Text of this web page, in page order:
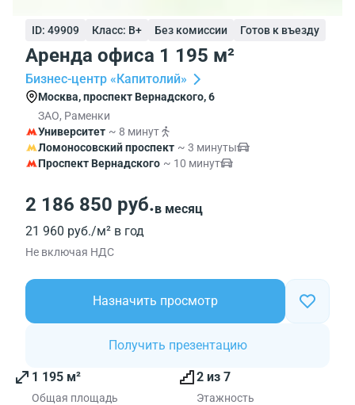
ID: 49909 Класс: B+ Без комиссии Готов к въезду
Аренда офиса 1 195 м²
Бизнес-центр «Капитолий»
Москва, проспект Вернадского, 6
ЗАО, Раменки
Университет ~ 8 минут
Ломоносовский проспект ~ 3 минуты
Проспект Вернадского ~ 10 минут
2 186 850 руб.в месяц
21 960 руб./м² в год
Не включая НДС
Назначить просмотр
Получить презентацию
1 195 м²
Общая площадь
2 из 7
Этажность